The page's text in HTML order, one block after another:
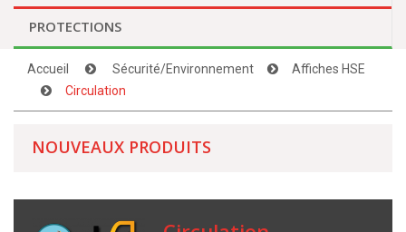
PROTECTIONS
Accueil Sécurité/Environnement
Affiches HSE
Circulation
NOUVEAUX PRODUITS